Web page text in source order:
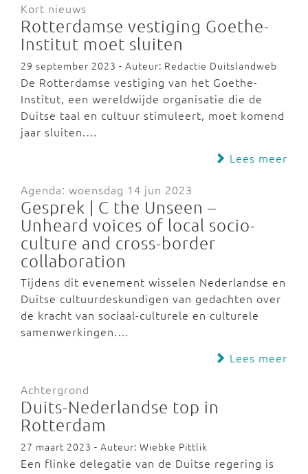
Kort nieuws
Rotterdamse vestiging Goethe-
Institut moet sluiten
29 september 2023 - Auteur: Redactie Duitslandweb
De Rotterdamse vestiging van het Goethe-
Institut, een wereldwijde organisatie die de
Duitse taal en cultuur stimuleert, moet komend
jaar sluiten.…
Lees meer
Agenda: woensdag 14 jun 2023
Gesprek | C the Unseen –
Unheard voices of local socio-
culture and cross-border
collaboration
Tijdens dit evenement wisselen Nederlandse en
Duitse cultuurdeskundigen van gedachten over
de kracht van sociaal-culturele en culturele
samenwerkingen.…
Lees meer
Achtergrond
Duits-Nederlandse top in
Rotterdam
27 maart 2023 - Auteur: Wiebke Pittlik
Een flinke delegatie van de Duitse regering is